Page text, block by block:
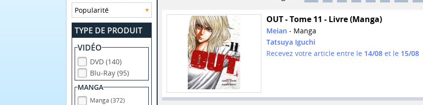
TYPE DE PRODUIT
VIDÉO
DVD (140)
Blu-Ray (95)
MANGA
Manga (372)
OUT - Tome 11 - Livre (Manga)
Meian - Manga
Tatsuya Iguchi
Recevez votre article entre le 14/08et le 15/08